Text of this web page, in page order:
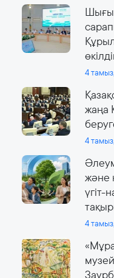
4
жаңа
4
және
үгіт-
4